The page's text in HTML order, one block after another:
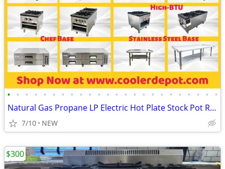
• • • • • • • • • • • • • • • • • • • • • • • •
Natural Gas Propane LP Electric Hot Plate Stock Pot Range
7/10 NEW
$300